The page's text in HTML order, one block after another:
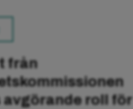
från
avgörande roll för